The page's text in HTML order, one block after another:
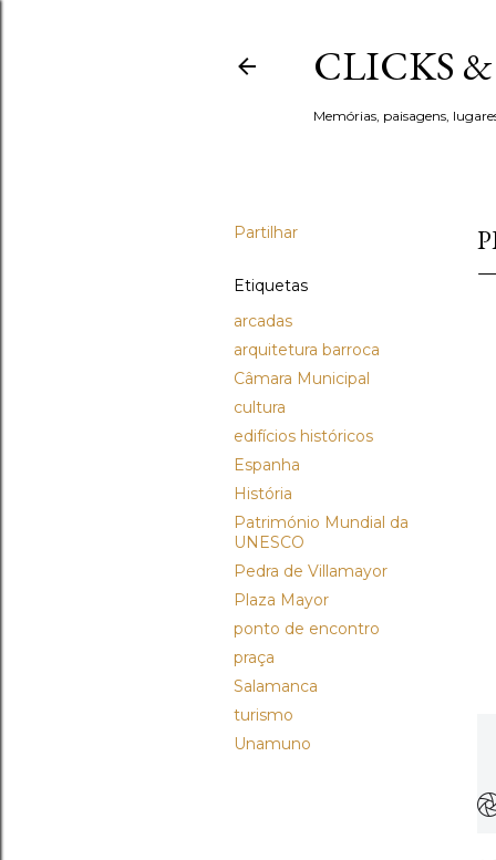
CLICKS
Memórias, paisagens,
Partilhar
Etiquetas
arcadas
arquitetura barroca
Câmara Municipal
cultura
edifícios históricos
Espanha
História
Património Mundial da
UNESCO
Pedra de Villamayor
Plaza Mayor
ponto de encontro
praça
Salamanca
turismo
Unamuno